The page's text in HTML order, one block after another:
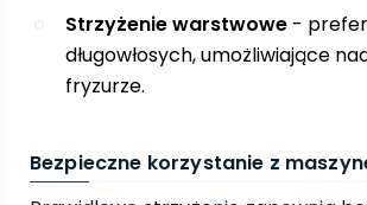
Strzyżenie warstwowe -
długowłosych, umożliwiające
fryzurze.
Bezpieczne korzystanie z